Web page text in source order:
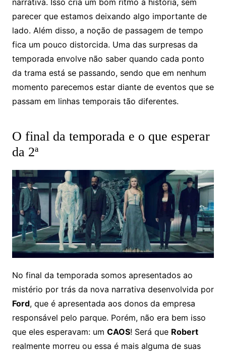
narrativa. Isso cria um bom ritmo a história, sem
parecer que estamos deixando algo importante de
lado. Além disso, a noção de passagem de tempo
fica um pouco distorcida. Uma das surpresas da
temporada envolve não saber quando cada ponto
da trama está se passando, sendo que em nenhum
momento parecemos estar diante de eventos que se
passam em linhas temporais tão diferentes.
O final da temporada e o que esperar
da 2ª
No final da temporada somos apresentados ao
mistério por trás da nova narrativa desenvolvida por
Ford, que é apresentada aos donos da empresa
responsável pelo parque. Porém, não era bem isso
que eles esperavam: um CAOS! Será que Robert
realmente morreu ou essa é mais alguma de suas